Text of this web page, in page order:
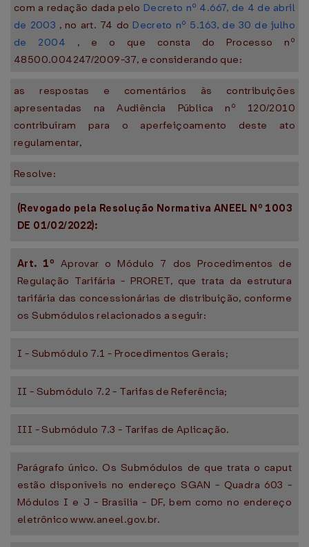
com a redação dada pelo Decreto nº 4.667, de 4 de abril
de 2003 , no art. 74 do Decreto nº 5.163, de 30 de julho
de 2004 , e o que consta do Processo nº
48500.004247/2009-37, e considerando que:
as respostas e comentários às contribuições
apresentadas na Audiência Pública nº 120/2010
contribuíram para o aperfeiçoamento deste ato
regulamentar,
Resolve:
(Revogado pela Resolução Normativa ANEEL Nº 1003
DE 01/02/2022):
Art. 1º Aprovar o Módulo 7 dos Procedimentos de
Regulação Tarifária - PRORET, que trata da estrutura
tarifária das concessionárias de distribuição, conforme
os Submódulos relacionados a seguir:
I - Submódulo 7.1 - Procedimentos Gerais;
II - Submódulo 7.2 - Tarifas de Referência;
III - Submódulo 7.3 - Tarifas de Aplicação.
Parágrafo único. Os Submódulos de que trata o caput
estão disponíveis no endereço SGAN - Quadra 603 -
Módulos I e J - Brasília - DF, bem como no endereço
eletrônico www.aneel.gov.br.